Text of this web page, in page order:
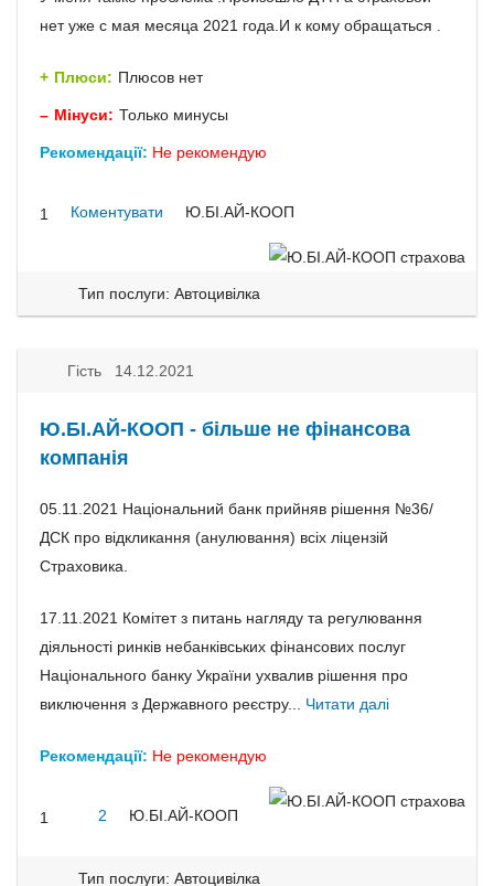
нет уже с мая месяца 2021 года.И к кому обращаться .
Плюси: Плюсов нет
Мінуси: Только минусы
Рекомендації: Не рекомендую
1 Коментувати Ю.БІ.АЙ-КООП
Тип послуги: Автоцивілка
Гість 14.12.2021
Ю.БІ.АЙ-КООП - більше не фінансова
компанія
05.11.2021 Національний банк прийняв рішення №36/
ДСК про відкликання (анулювання) всіх ліцензій
Страховика.
17.11.2021 Комітет з питань нагляду та регулювання
діяльності ринків небанківських фінансових послуг
Національного банку України ухвалив рішення про
виключення з Державного реєстру... Читати далі
Рекомендації: Не рекомендую
1 2 Ю.БІ.АЙ-КООП
Тип послуги: Автоцивілка